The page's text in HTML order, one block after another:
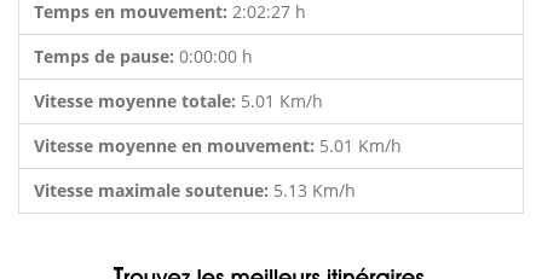
Temps en mouvement: 2:02:27 h
Temps de pause: 0:00:00 h
Vitesse moyenne totale: 5.01 Km/h
Vitesse moyenne en mouvement: 5.01 Km/h
Vitesse maximale soutenue: 5.13 Km/h